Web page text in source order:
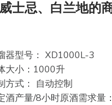
士忌、白兰地的
器型号： XD1000L-3
大小：1000升
方式： 自动控制
酒产量/8小时原酒需求量